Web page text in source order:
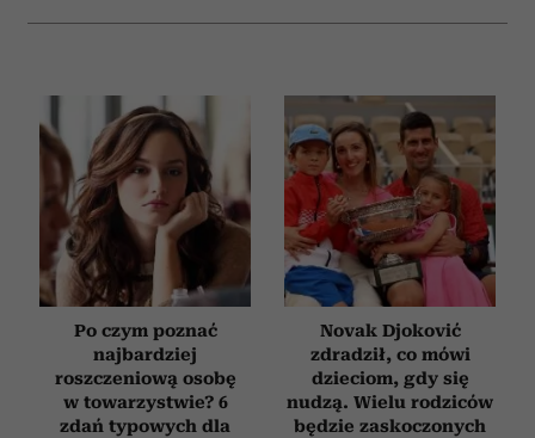
Po czym poznać
najbardziej
roszczeniową osobę
w towarzystwie? 6
zdań typowych dla
Novak Djoković
zdradził, co mówi
dzieciom, gdy się
nudzą. Wielu rodziców
będzie zaskoczonych